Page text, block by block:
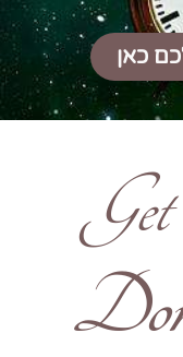
כאן